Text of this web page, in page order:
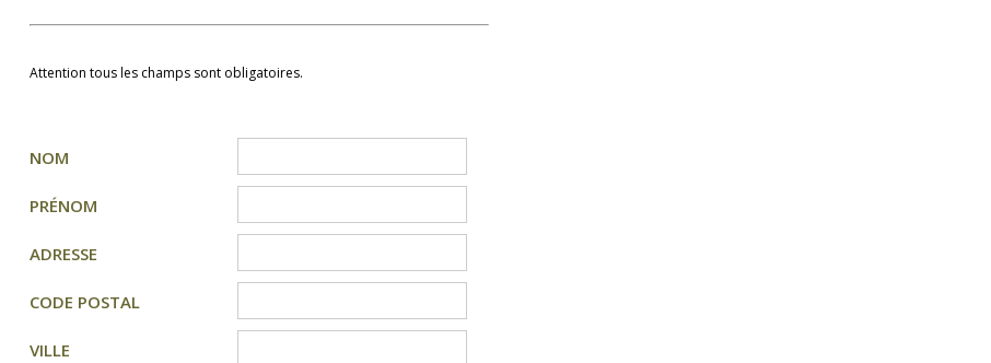
Attention tous les champs sont obligatoires.
NOM
PRÉNOM
ADRESSE
CODE POSTAL
VILLE